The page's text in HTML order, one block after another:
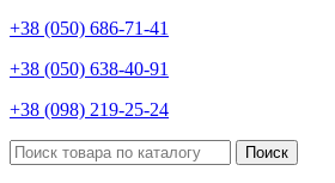
+38 (050) 686-71-41
+38 (050) 638-40-91
+38 (098) 219-25-24
Поиск